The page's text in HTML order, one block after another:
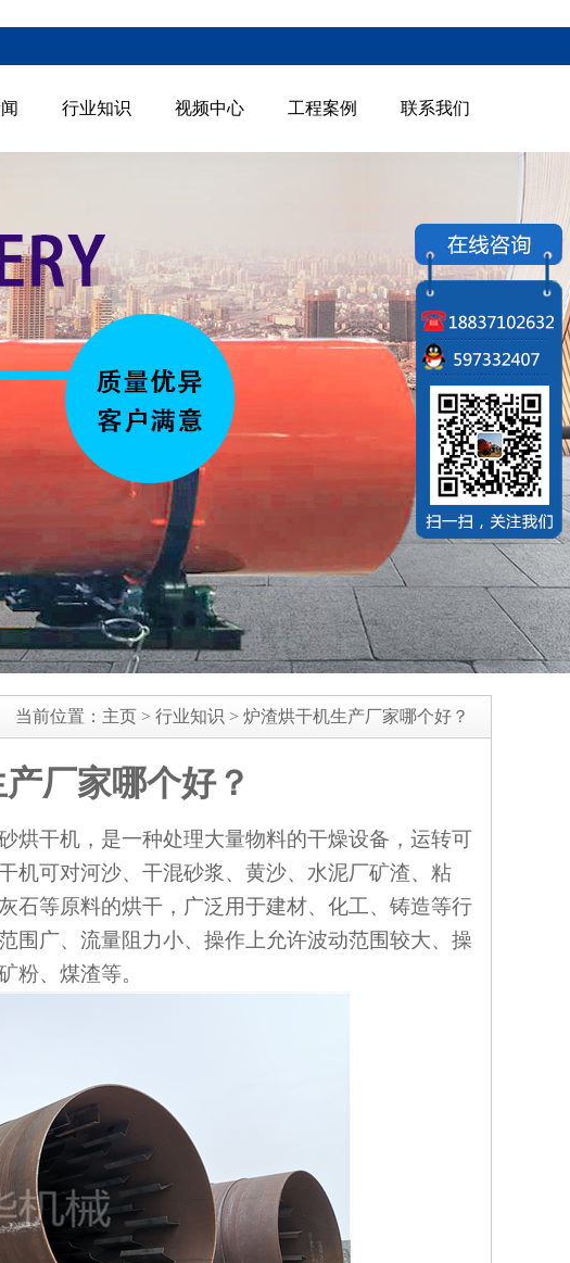
行业知识 视频中心 工程案例 联系我们
当前位置： 主页 > 行业知识 > 炉渣烘干机生产厂家哪个好？
厂家哪个好？
烘干机，是一种处理大量物料的干燥设备，运转可
机可对河沙、干混砂浆、黄沙、水泥厂矿渣、粘
石等原料的烘干，广泛用于建材、化工、铸造等行
围广、流量阻力小、操作上允许波动范围较大、操
粉、煤渣等。